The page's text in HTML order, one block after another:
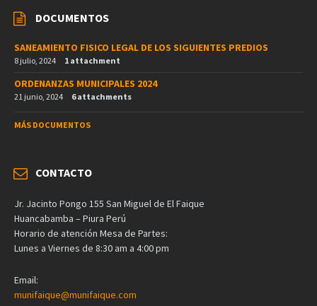
DOCUMENTOS
SANEAMIENTO FISICO LEGAL DE LOS SIGUIENTES PREDIOS
8 julio, 2024 1 attachment
ORDENANZAS MUNICIPALES 2024
21 junio, 2024 6 attachments
MÁS DOCUMENTOS
CONTACTO
Jr. Jacinto Pongo 155 San Miguel de El Faique
Huancabamba – Piura Perú
Horario de atención Mesa de Partes:
Lunes a Viernes de 8:30 am a 4:00 pm
Email:
munifaique@munifaique.com